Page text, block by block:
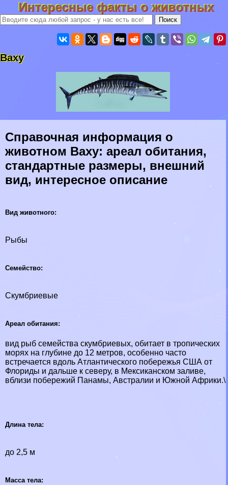
Интересные факты о животных
Ваху
Справочная информация о
животном Ваху: ареал обитания,
стандартные размеры, внешний
вид, интересное описание
Вид животного:
Рыбы
Семейство:
Скумбриевые
Ареал обитания:
вид рыб семейства скумбриевых, обитает в тропических
морях на глубине до 12 метров, особенно часто
встречается вдоль Атлантического побережья США от
Флориды и дальше к северу, в Мексиканском заливе,
вблизи побережий Панамы, Австралии и Южной Африки.\
Длина тела:
до 2,5 м
Масса тела: